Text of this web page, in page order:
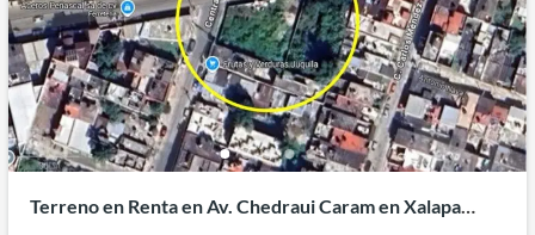
Terreno en Renta en Av. Chedraui Caram en Xalapa